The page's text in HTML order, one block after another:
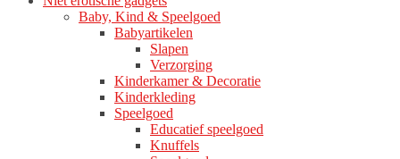
Baby, Kind & Speelgoed
Babyartikelen
Slapen
Verzorging
Kinderkamer & Decoratie
Kinderkleding
Speelgoed
Educatief speelgoed
Knuffels